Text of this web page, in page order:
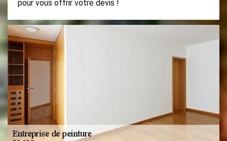
pour vous offrir votre devis !